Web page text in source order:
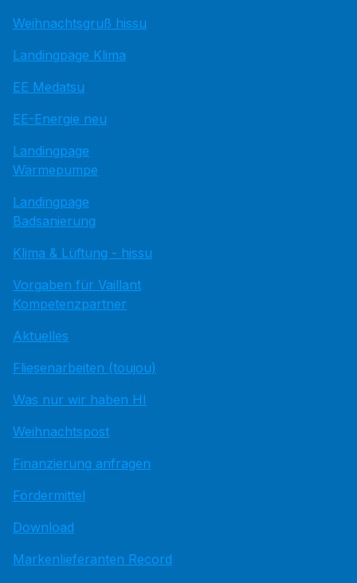
Weihnachtsgruß hissu
Landingpage Klima
EE Medatsu
EE-Energie neu
Landingpage
Wärmepumpe
Landingpage
Badsanierung
Klima & Lüftung - hissu
Vorgaben für Vaillant
Kompetenzpartner
Aktuelles
Fliesenarbeiten (toujou)
Was nur wir haben HI
Weihnachtspost
Finanzierung anfragen
Fördermittel
Download
Markenlieferanten Record